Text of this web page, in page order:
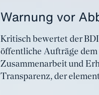
Warnung vor
Kritisch bewertet der
öffentliche Aufträge
Zusammenarbeit und
Transparenz, der